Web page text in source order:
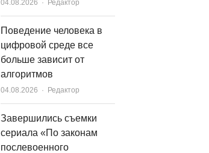
04.08.2026 Author
Редактор
Поведение человека в
цифровой среде все
больше зависит от
алгоритмов
04.08.2026 Author
Редактор
Завершились съемки
сериала «По законам
послевоенного